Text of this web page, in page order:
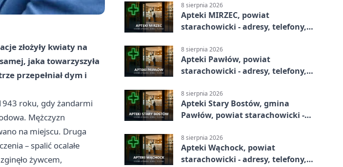
złożyły kwiaty na
jaka towarzyszyła
przepełniał dym i
roku, gdy żandarmi
Mężczyzn
na miejscu. Druga
– spalić ocalałe
żywcem,
8 sierpnia 2026
Apteki MIRZEC, powiat
starachowicki - adresy, telefony,
8 sierpnia 2026
Apteki Pawłów, powiat
starachowicki - adresy, telefony,
8 sierpnia 2026
Apteki Stary Bostów, gmina
Pawłów, powiat starachowicki -
8 sierpnia 2026
Apteki Wąchock, powiat
starachowicki - adresy, telefony,